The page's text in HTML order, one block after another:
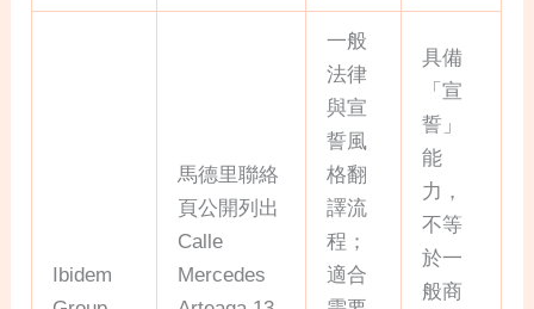
Ibidem
馬德里聯絡
頁公開列出
Calle
Mercedes
一般
法律
與宣
誓風
格翻
譯流
程；
適合
具備
「宣
誓」
能
力，
不等
於一
般商